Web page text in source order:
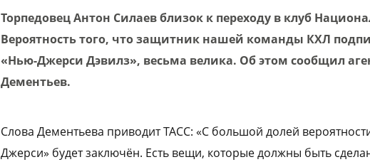
Торпедовец Антон Силаев близок к переходу в клуб
Вероятность того, что защитник нашей команды КХЛ
«Нью-Джерси Дэвилз», весьма велика. Об этом сообщил
Дементьев.
Слова Дементьева приводит ТАСС: «С большой долей
Джерси» будет заключён. Есть вещи, которые должны быть